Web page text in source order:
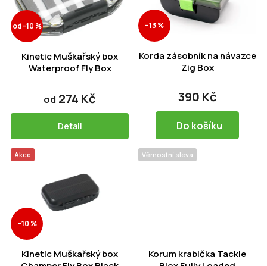
p
ů
od–10 %
Kinetic Muškařský box
Waterproof Fly Box
od 274 Kč
Detail
–13 %
Korda zásobník na návazce
Zig Box
390 Kč
Do košíku
Akce
–10 %
Kinetic Muškařský box
Věrnostní sleva
Korum krabička Tackle